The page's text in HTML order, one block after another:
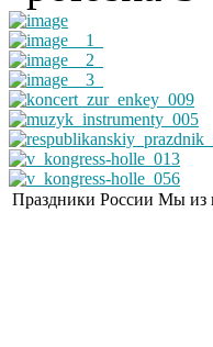
Праздники России Мы из